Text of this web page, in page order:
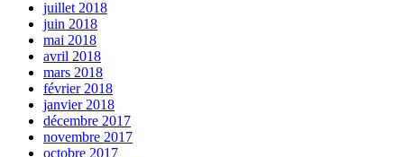
juillet 2018
juin 2018
mai 2018
avril 2018
mars 2018
février 2018
janvier 2018
décembre 2017
novembre 2017
octobre 2017